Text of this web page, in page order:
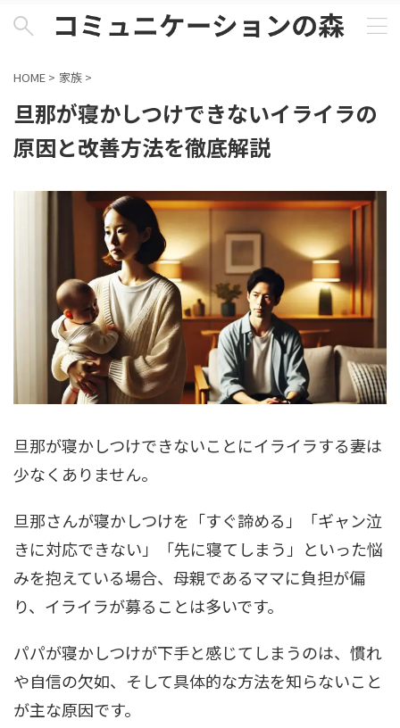
HOME > 家族 >
旦那が寝かしつけできないイライラの
原因と改善方法を徹底解説
旦那が寝かしつけできないことにイライラする妻は
少なくありません。
旦那さんが寝かしつけを「すぐ諦める」「ギャン泣
きに対応できない」「先に寝てしまう」といった悩
みを抱えている場合、母親であるママに負担が偏
り、イライラが募ることは多いです。
パパが寝かしつけが下手と感じてしまうのは、慣れ
や自信の欠如、そして具体的な方法を知らないこと
が主な原因です。